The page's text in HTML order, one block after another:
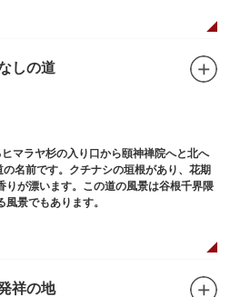
しの道
マラヤ杉の入り口から頤神禅院へと北へ
名前です。クチナシの垣根があり、花期
りが漂います。この道の風景は谷根千界隈
景でもあります。
祥の地